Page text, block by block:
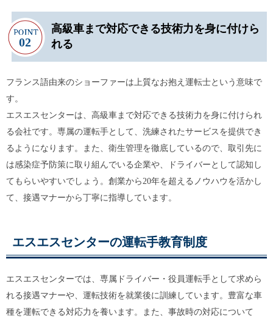
高級車まで対応できる技術力を身に付けら
れる
フランス語由来のショーファーは上質なお抱え運転士という意味で
す。
エスエスセンターは、高級車まで対応できる技術力を身に付けられ
る会社です。専属の運転手として、洗練されたサービスを提供でき
るようになります。また、衛生管理を徹底しているので、取引先に
は感染症予防策に取り組んでいる企業や、ドライバーとして認知し
てもらいやすいでしょう。創業から20年を超えるノウハウを活かし
て、接遇マナーから丁寧に指導しています。
エスエスセンターの運転手教育制度
エスエスセンターでは、専属ドライバー・役員運転手として求めら
れる接遇マナーや、運転技術を就業後に訓練しています。豊富な車
種を運転できる対応力を養います。また、事故時の対応について